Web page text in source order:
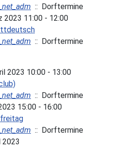
:: Dorftermine
2023 11:00 - 12:00
:: Dorftermine
2023 10:00 - 13:00
:: Dorftermine
15:00 - 16:00
:: Dorftermine
2023